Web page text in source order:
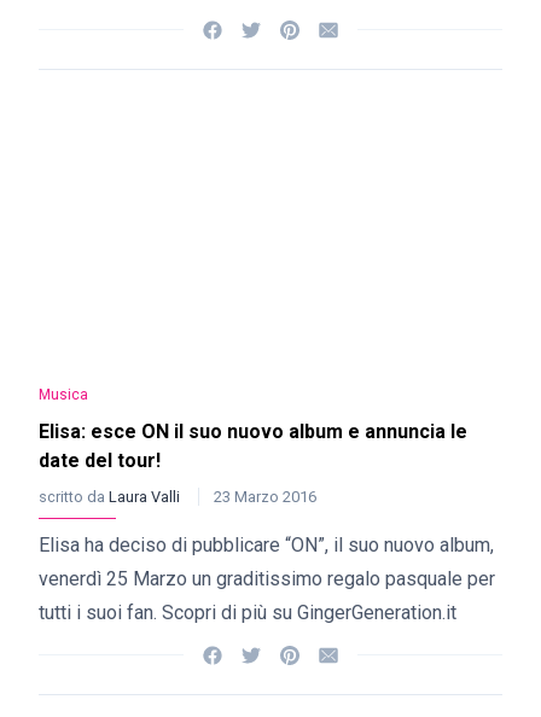
Musica
Elisa: esce ON il suo nuovo album e annuncia le
date del tour!
scritto da Laura Valli 23 Marzo 2016
Elisa ha deciso di pubblicare “ON”, il suo nuovo album,
venerdì 25 Marzo un graditissimo regalo pasquale per
tutti i suoi fan. Scopri di più su GingerGeneration.it